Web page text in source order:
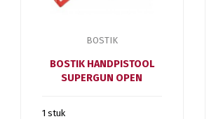
BOSTIK
BOSTIK HANDPISTOOL
SUPERGUN OPEN
1 stuk